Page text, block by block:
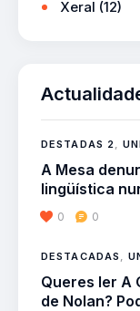
Xeral (12)
DESTADAS 2 ,
A Mesa
lingüística
0 0
DESTACADAS ,
Queres ler A
de Nolan?